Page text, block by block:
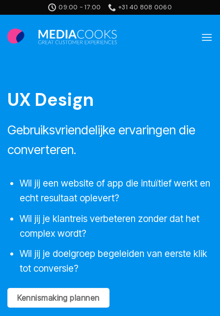
naar
inhoud
09:00 - 17:00 +31 40 808 0060
UX Design
Gebruiksvriendelijke ervaringen die
converteren.
Wil jij een website of app die intuïtief werkt en
echt resultaat oplevert?
Wil jij je klantreis verbeteren zonder dat het
complex wordt?
Wil jij je doelgroep begeleiden van eerste klik
tot conversie?
Kennismaking plannen